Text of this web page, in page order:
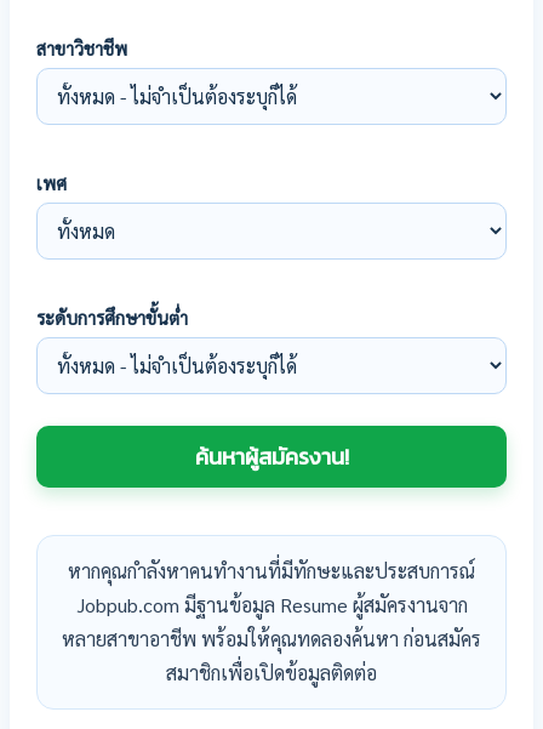
สาขาวิชาชีพ
เพศ
ระดับการศึกษาขั้นต่ำ
หากคุณกำลังหาคนทำงานที่มีทักษะและประสบการณ์
Jobpub.com มีฐานข้อมูล Resume ผู้สมัครงานจาก
หลายสาขาอาชีพ พร้อมให้คุณทดลองค้นหา ก่อนสมัคร
สมาชิกเพื่อเปิดข้อมูลติดต่อ